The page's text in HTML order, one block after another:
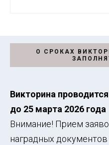
О СРОКАХ
Викторина
до 25 марта 2026 года
Внимание! Прием
наградных